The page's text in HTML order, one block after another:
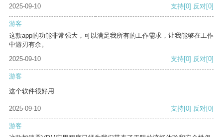
2025-09-10
支持[0] 反对[0]
游客
这款app的功能非常强大，可以满足我所有的工作需求，让我能够在工作
中游刃有余。
2025-09-10
支持[0] 反对[0]
游客
这个软件很好用
2025-09-10 支持[0] 反对[0]
游客